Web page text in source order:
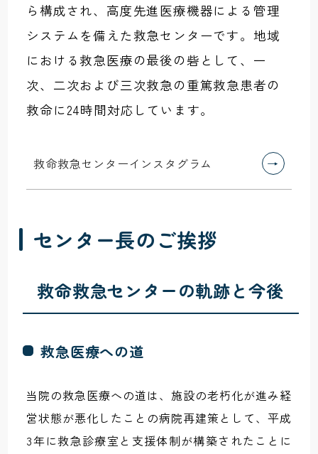
ら構成され、高度先進医療機器による管理
システムを備えた救急センターです。地域
における救急医療の最後の砦として、一
次、二次および三次救急の重篤救急患者の
救命に24時間対応しています。
救命救急センターインスタグラム
センター長のご挨拶
救命救急センターの軌跡と今後
救急医療への道
当院の救急医療への道は、施設の老朽化が進み経
営状態が悪化したことの病院再建策として、平成
3年に救急診療室と支援体制が構築されたことに